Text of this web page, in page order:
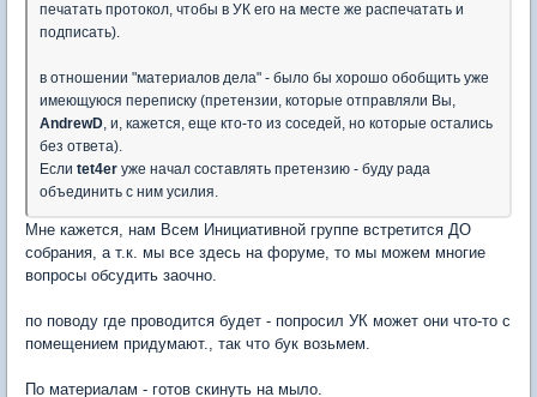
печатать протокол, чтобы в УК его на месте же распечатать и
подписать).
в отношении "материалов дела" - было бы хорошо обобщить уже
имеющуюся переписку (претензии, которые отправляли Вы,
AndrewD, и, кажется, еще кто-то из соседей, но которые остались
без ответа).
Если tet4er уже начал составлять претензию - буду рада
объединить с ним усилия.
Мне кажется, нам Всем Инициативной группе встретится ДО
собрания, а т.к. мы все здесь на форуме, то мы можем многие
вопросы обсудить заочно.
по поводу где проводится будет - попросил УК может они что-то с
помещением придумают., так что бук возьмем.
По материалам - готов скинуть на мыло.